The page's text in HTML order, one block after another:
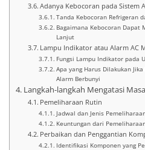
Adanya Kebocoran pada Sistem
Tanda Kebocoran Refrigeran
Bagaimana Kebocoran Dapat
Lanjut
Lampu Indikator atau Alarm AC
Fungsi Lampu Indikator pada
Apa yang Harus Dilakukan
Alarm Berbunyi
Langkah-langkah Mengatasi
Pemeliharaan Rutin
Jadwal dan Jenis
Keuntungan dari
Perbaikan dan Penggantian
Identifikasi Komponen yang